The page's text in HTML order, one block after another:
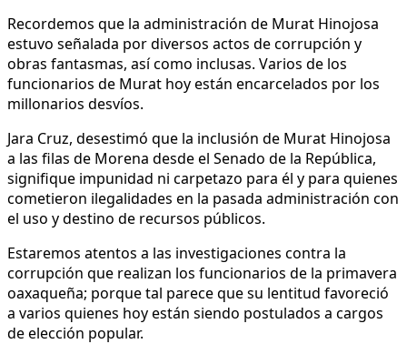
Recordemos que la administración de Murat Hinojosa
estuvo señalada por diversos actos de corrupción y
obras fantasmas, así como inclusas. Varios de los
funcionarios de Murat hoy están encarcelados por los
millonarios desvíos.
Jara Cruz, desestimó que la inclusión de Murat Hinojosa
a las filas de Morena desde el Senado de la República,
signifique impunidad ni carpetazo para él y para quienes
cometieron ilegalidades en la pasada administración con
el uso y destino de recursos públicos.
Estaremos atentos a las investigaciones contra la
corrupción que realizan los funcionarios de la primavera
oaxaqueña; porque tal parece que su lentitud favoreció
a varios quienes hoy están siendo postulados a cargos
de elección popular.